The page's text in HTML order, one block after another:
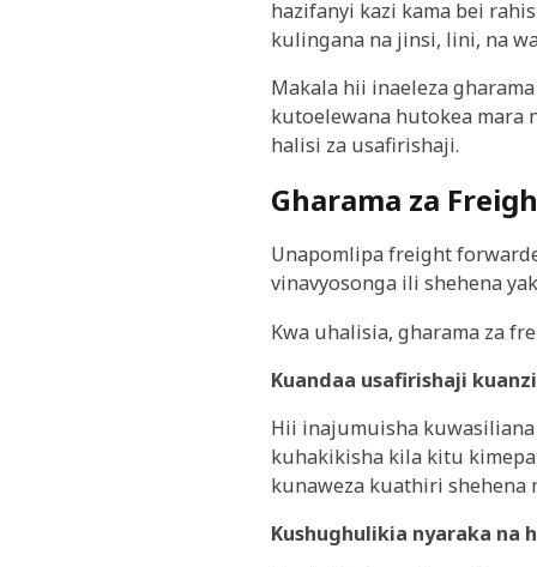
hazifanyi kazi kama bei
kulingana na jinsi, lini, na
Makala hii inaeleza
kutoelewana hutokea mara
halisi za usafirishaji.
Gharama za
Unapomlipa freight
vinavyosonga ili shehena
Kwa uhalisia, gharama za
Kuandaa usafirishaji
Hii inajumuisha
kuhakikisha kila kitu
kunaweza kuathiri shehena
Kushughulikia nyaraka na